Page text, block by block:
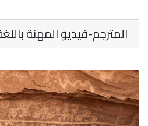
المترجم-فيديو المهنة